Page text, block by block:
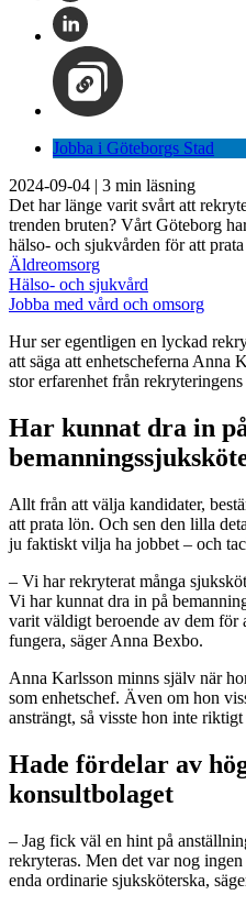
Jobba i Göteborgs Stad
2024-09-04 | 3 min läsning
Det har länge varit svårt att
trenden bruten? Vårt Göteborg
hälso- och sjukvården för att
Äldreomsorg
Hälso- och sjukvård
Jobba med vård och omsorg
Hur ser egentligen en lyckad
att säga att enhetscheferna Anna
stor erfarenhet från
Har kunnat dra in
Allt från att välja kandidater,
att prata lön. Och sen den lilla
ju faktiskt vilja ha jobbet – och
– Vi har rekryterat många
Vi har kunnat dra in på
varit väldigt beroende av dem för
fungera, säger Anna Bexbo.
Anna Karlsson minns själv när
som enhetschef. Även om hon
ansträngt, så visste hon inte
Hade fördelar av
konsultbolaget
– Jag fick väl en hint på
rekryteras. Men det var nog
enda ordinarie sjuksköterska,